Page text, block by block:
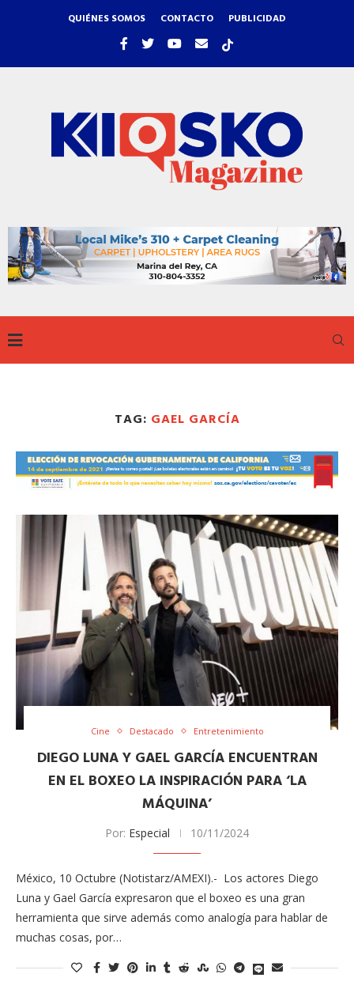
QUIÉNES SOMOS CONTACTO PUBLICIDAD
TAG: GAEL GARCÍA
Cine Destacado Entretenimiento
DIEGO LUNA Y GAEL GARCÍA ENCUENTRAN
EN EL BOXEO LA INSPIRACIÓN PARA ‘LA
MÁQUINA’
Por: Especial 10/11/2024
México, 10 Octubre (Notistarz/AMEXI).- Los actores Diego
Luna y Gael García expresaron que el boxeo es una gran
herramienta que sirve además como analogía para hablar de
muchas cosas, por…